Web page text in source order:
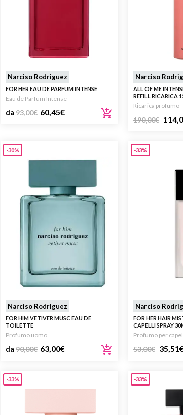
Narciso Rodriguez
FOR HER EAU DE PARFUM INTENSE
Eau de Parfum Intense
da 93,00€ 60,45€
Narciso
ALL OF ME
REFILL RICARICA
Ricarica profumo
190,00€
-30%
Narciso Rodriguez
FOR HIM VETIVER MUSC EAU DE
TOILETTE
Profumo uomo
da 90,00€ 63,00€
-33%
Narciso
FOR HER HAIR
CAPELLI SPRAY
Profumo per
53,00€ 35,51
-33% -33%